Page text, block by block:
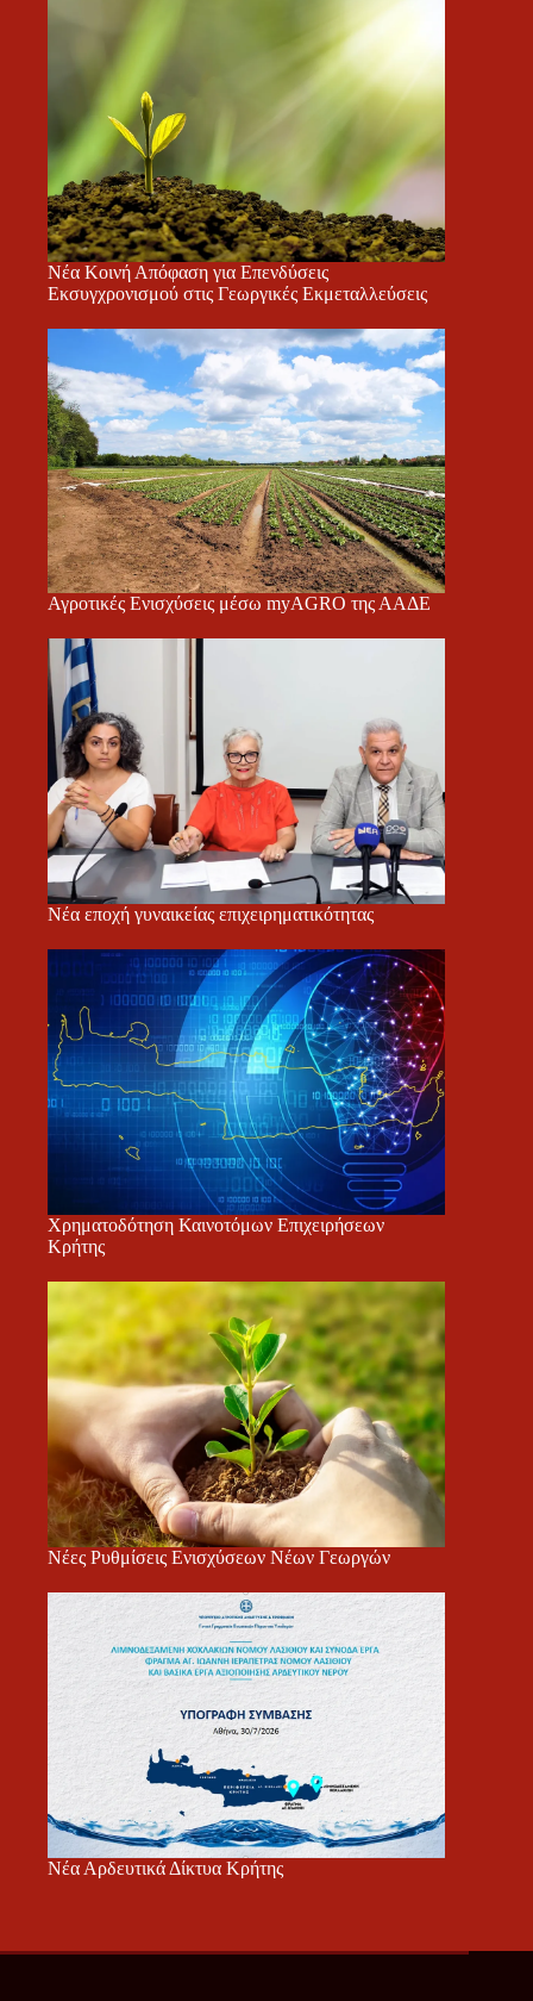
Νέα Κοινή Απόφαση για Επενδύσεις
Εκσυγχρονισμού στις Γεωργικές Εκμεταλλεύσεις
Αγροτικές Ενισχύσεις μέσω myAGRO της ΑΑΔΕ
Νέα εποχή γυναικείας επιχειρηματικότητας
Χρηματοδότηση Καινοτόμων Επιχειρήσεων
Κρήτης
Νέες Ρυθμίσεις Ενισχύσεων Νέων Γεωργών
Νέα Αρδευτικά Δίκτυα Κρήτης